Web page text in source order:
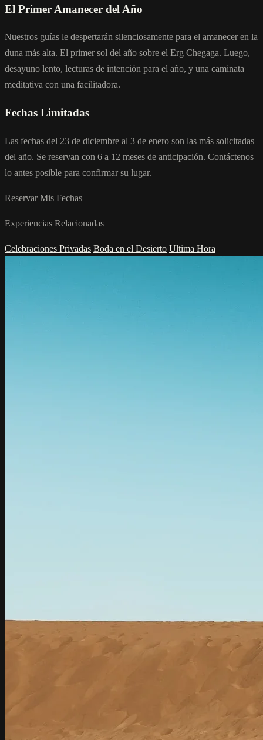
El Primer Amanecer del Año
Nuestros guías le despertarán silenciosamente para el amanecer en la
duna más alta. El primer sol del año sobre el Erg Chegaga. Luego,
desayuno lento, lecturas de intención para el año, y una caminata
meditativa con una facilitadora.
Fechas Limitadas
Las fechas del 23 de diciembre al 3 de enero son las más solicitadas
del año. Se reservan con 6 a 12 meses de anticipación. Contáctenos
lo antes posible para confirmar su lugar.
Reservar Mis Fechas
Experiencias Relacionadas
Celebraciones Privadas Boda en el Desierto Ultima Hora